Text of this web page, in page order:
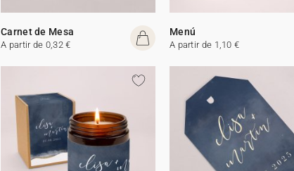
Carnet de Mesa
A partir de 0,32 €
Menú
A partir de 1,10 €